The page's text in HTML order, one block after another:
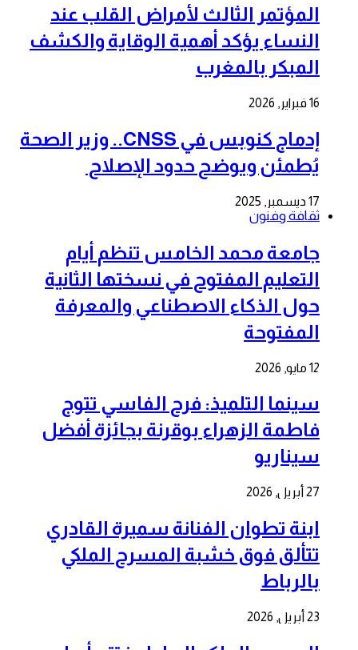
المؤتمر الثالث لأمراض القلب عند
النساء يؤكد أهمية الوقاية والكشف
المبكر بالمغرب
16 فبراير, 2026
إدماج كنوبس في CNSS.. وزير الصحة
يُطمئن ويوضح حدود الإصلاح
17 ديسمبر, 2025
ثقافة وفنون
جامعة محمد الخامس تنظم أيام
التعليم المفتوح في نسختها الثانية
حول الذكاء الاصطناعي والمعرفة
المفتوحة
12 مايو, 2026
سينما التلميذ: فرح الفاسي تتوج
فاطمة الزهراء بوقرنة بجائزة أفضل
سيناريو
27 أبريل, 2026
ابنة تطوان الفنانة سميرة القادري
تتألق فوق خشبة المسرح الملكي
بالرباط
23 أبريل, 2026